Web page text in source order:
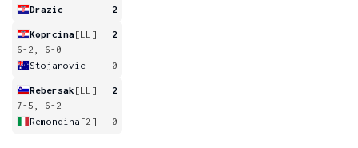
Drazic
2
Koprcina[LL]
2
6-2, 6-0
Stojanovic
0
Rebersak [LL]
2
7-5, 6-2
Remondina [2] 0